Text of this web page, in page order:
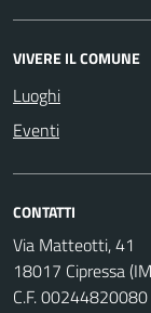
VIVERE IL COMUNE
Luoghi
Eventi
CONTATTI
Via Matteotti, 41
18017 Cipressa
C.F.